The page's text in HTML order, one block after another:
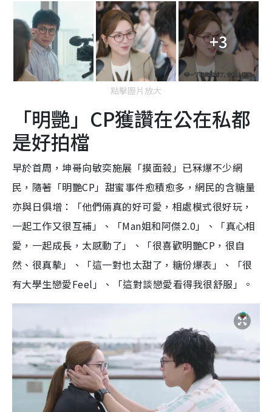
+3
點擊圖片放大
「明艷」CP獲讚在公在私都
是好拍檔
早於首周，坤哥向敏奕施展「摸面殺」已冧爆不少網
民，隨著「明艷CP」甜蜜事件愈積愈多，網民的含糖量
亦與日俱增：「他們倆真的好可愛，相處模式很好玩，
一起工作又很互補」、「Man姐和阿傑2.0」、「真心相
愛，一起成長，太感動了」、「很喜歡明艷CP，很自
然、很真摰」、「這一對也太甜了，糖份爆表」、「很
有大學生戀愛Feel」、「這對談戀愛看得我很舒服」。